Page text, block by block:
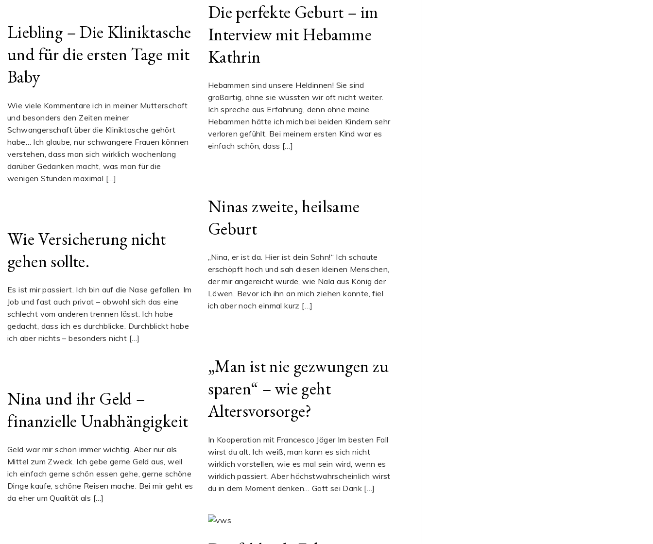
Die perfekte Geburt – im
Interview mit Hebamme
Kathrin
Hebammen sind unsere Heldinnen! Sie sind
großartig, ohne sie wüssten wir oft nicht weiter.
Ich spreche aus Erfahrung, denn ohne meine
Hebammen hätte ich mich bei beiden Kindern sehr
verloren gefühlt. Bei meinem ersten Kind war es
einfach schön, dass […]
Liebling – Die Kliniktasche
und für die ersten Tage mit
Baby
Wie viele Kommentare ich in meiner Mutterschaft
und besonders den Zeiten meiner
Schwangerschaft über die Kliniktasche gehört
habe… Ich glaube, nur schwangere Frauen können
verstehen, dass man sich wirklich wochenlang
darüber Gedanken macht, was man für die
wenigen Stunden maximal […]
Ninas zweite, heilsame
Geburt
„Nina, er ist da. Hier ist dein Sohn!“ Ich schaute
erschöpft hoch und sah diesen kleinen Menschen,
der mir angereicht wurde, wie Nala aus König der
Löwen. Bevor ich ihn an mich ziehen konnte, fiel
ich aber noch einmal kurz […]
Wie Versicherung nicht
gehen sollte.
Es ist mir passiert. Ich bin auf die Nase gefallen. Im
Job und fast auch privat – obwohl sich das eine
schlecht vom anderen trennen lässt. Ich habe
gedacht, dass ich es durchblicke. Durchblickt habe
ich aber nichts – besonders nicht […]
„Man ist nie gezwungen zu
sparen“ – wie geht
Altersvorsorge?
In Kooperation mit Francesco Jäger Im besten Fall
wirst du alt. Ich weiß, man kann es sich nicht
wirklich vorstellen, wie es mal sein wird, wenn es
wirklich passiert. Aber höchstwahrscheinlich wirst
du in dem Moment denken… Gott sei Dank […]
Nina und ihr Geld –
finanzielle Unabhängigkeit
Geld war mir schon immer wichtig. Aber nur als
Mittel zum Zweck. Ich gebe gerne Geld aus, weil
ich einfach gerne schön essen gehe, gerne schöne
Dinge kaufe, schöne Reisen mache. Bei mir geht es
da eher um Qualität als […]